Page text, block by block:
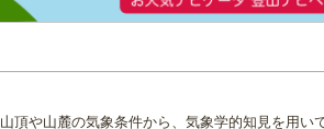
頂や山麓の気象条件から、気象学的知見を用い